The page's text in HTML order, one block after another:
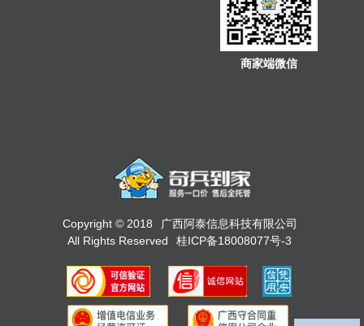
商家端微信
Copyright © 2018
广西阿泰信息科技有限公司
All Rights Reserved
桂ICP备18008077号-3